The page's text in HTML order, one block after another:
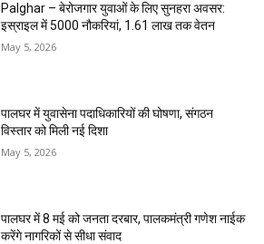
Palghar – बेरोजगार युवाओं के लिए सुनहरा अवसर:
इस्राइल में 5000 नौकरियां, ₹1.61 लाख तक वेतन
May 5, 2026
पालघर में युवासेना पदाधिकारियों की घोषणा, संगठन
विस्तार को मिली नई दिशा
May 5, 2026
पालघर में 8 मई को जनता दरबार, पालकमंत्री गणेश नाईक
करेंगे नागरिकों से सीधा संवाद